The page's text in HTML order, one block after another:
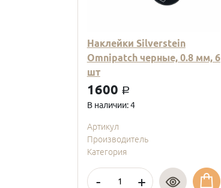
Наклейки Silverstein
Omnipatch черные, 0.8 мм, 6
шт
1600 a
В наличии: 4
Артикул
Производитель
Категория
- +